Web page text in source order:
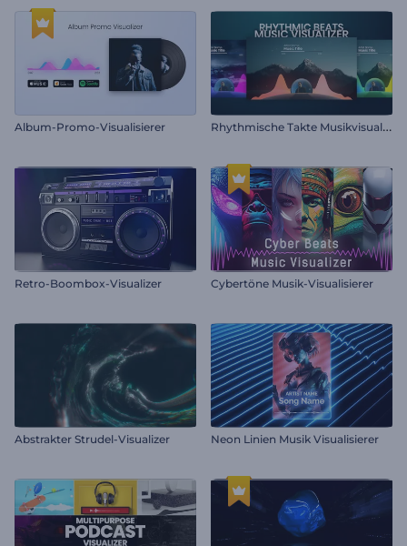
Album-Promo-Visualisierer R
hythmische Takte Musikvisualisierung
Retro-Boombox-Visualizer Cybertöne Musik-Visualisierer
Abstrakter Strudel-Visualizer Neon Linien Musik Visualisierer